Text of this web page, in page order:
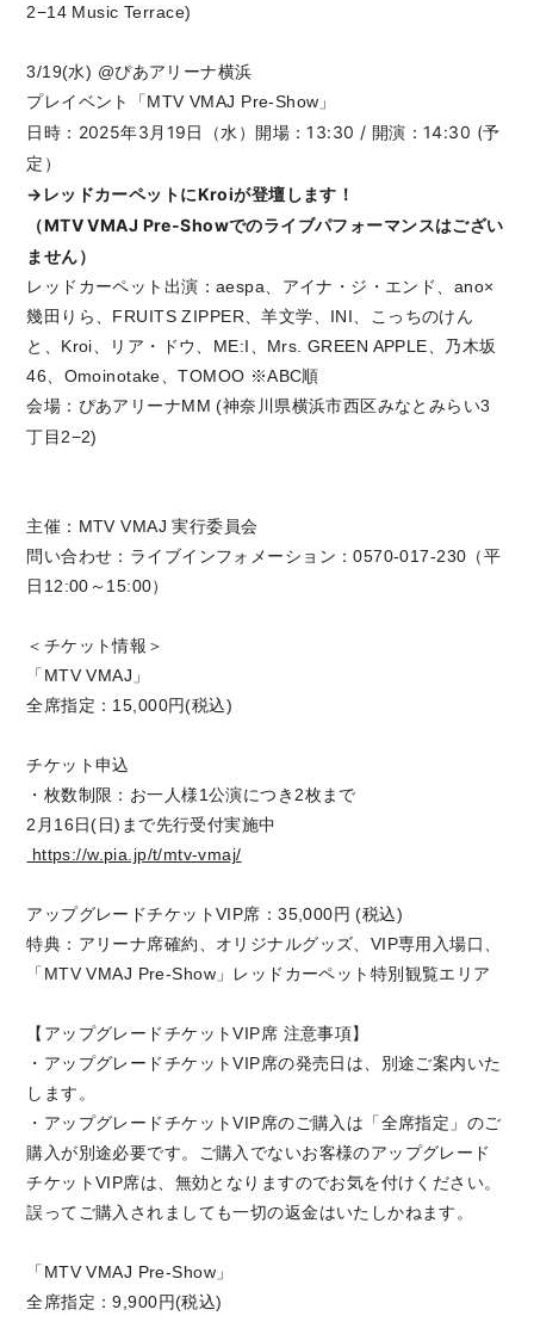
2−14 Music Terrace)
3/19(水) @ぴあアリーナ横浜
プレイベント「MTV VMAJ Pre-Show」
日時：2025年3月19日（水）開場：13:30 / 開演：14:30 (予
定）
→レッドカーペットにKroiが登壇します！
（MTV VMAJ Pre-Showでのライブパフォーマンスはござい
ません）
レッドカーペット出演：aespa、アイナ・ジ・エンド、ano×
幾田りら、FRUITS ZIPPER、羊文学、INI、こっちのけん
と、Kroi、リア・ドウ、ME:I、Mrs. GREEN APPLE、乃木坂
46、Omoinotake、TOMOO ※ABC順
会場：ぴあアリーナMM (神奈川県横浜市西区みなとみらい3
丁目2−2)
主催：MTV VMAJ 実行委員会
問い合わせ：ライブインフォメーション：0570-017-230（平
日12:00～15:00）
＜チケット情報＞
「MTV VMAJ」
全席指定：15,000円(税込)
チケット申込
・枚数制限：お一人様1公演につき2枚まで
2月16日(日)まで先行受付実施中
https://w.pia.jp/t/mtv-vmaj/
アップグレードチケットVIP席：35,000円 (税込)
特典：アリーナ席確約、オリジナルグッズ、VIP専用入場口、
「MTV VMAJ Pre-Show」レッドカーペット特別観覧エリア
【アップグレードチケットVIP席 注意事項】
・アップグレードチケットVIP席の発売日は、別途ご案内いた
します。
・アップグレードチケットVIP席のご購入は「全席指定」のご
購入が別途必要です。ご購入でないお客様のアップグレード
チケットVIP席は、無効となりますのでお気を付けください。
誤ってご購入されましても一切の返金はいたしかねます。
「MTV VMAJ Pre-Show」
全席指定：9,900円(税込)